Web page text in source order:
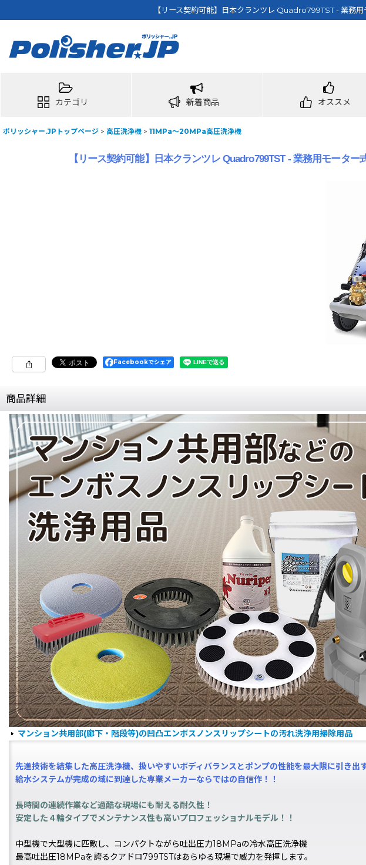
【リース契約可能】日本クランツレ Quadro799TST - 業務
カテゴリ 新着商品 オススメ
ポリッシャー.JPトップページ > 高圧洗浄機 > 11MPa〜20MPa高圧洗浄機
【リース契約可能】日本クランツレ Quadro799TST - 業務用モータ
Facebookでシェア
商品詳細
マンション共用部(廊下・階段等)の凹凸エンボスノンスリップシートの汚れ洗浄用掃除用品
先進技術を結集した高圧洗浄機、扱いやすいボディバランスとポンプの性能を最大限に引き出
給水システムが完成の域に到達した専業メーカーならではの自信作！！
長時間の連続作業など過酷な現場にも耐える耐久性！
安定した４輪タイプでメンテナンス性も高いプロフェッショナルモデル！！
中型機で大型機に匹敵し、コンパクトながら吐出圧力18MPaの冷水高圧洗浄機
最高吐出圧18MPaを誇るクアドロ799TSTはあらゆる現場で威力を発揮します。